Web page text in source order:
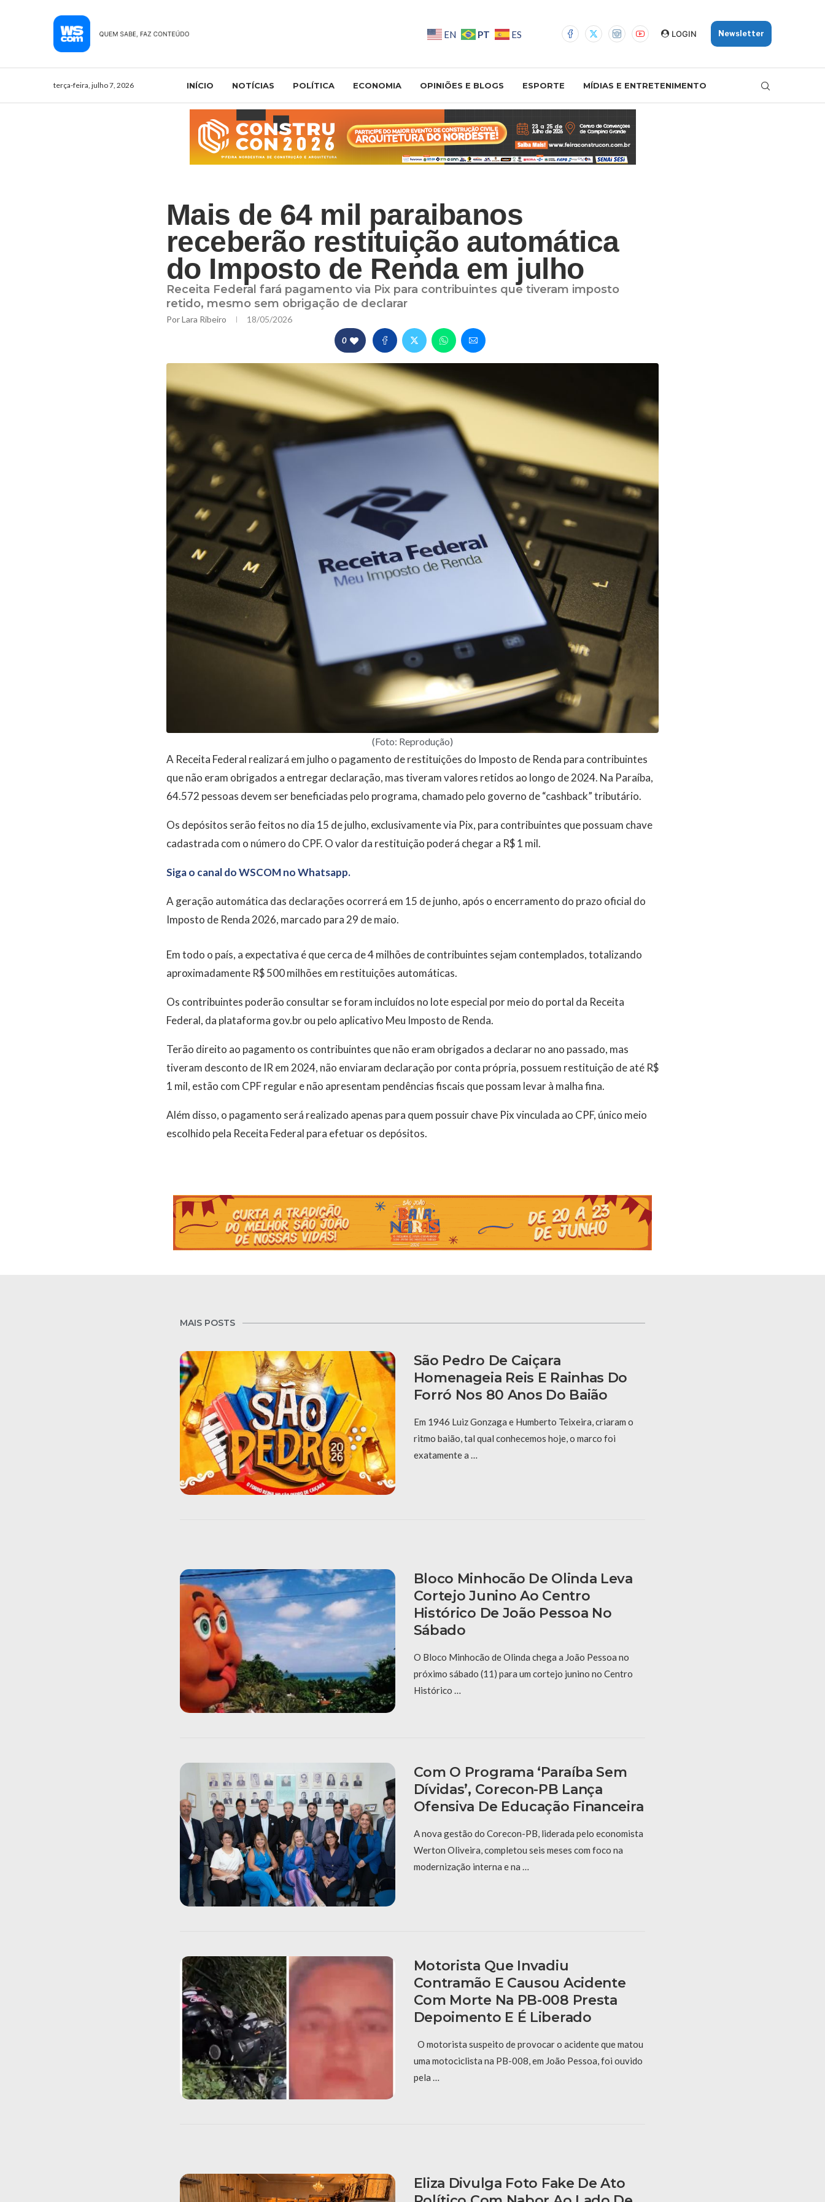
EN PT ES LOGIN Newsletter
terça-feira, julho 7, 2026 INÍCIO NOTÍCIAS POLÍTICA ECONOMIA OPINIÕES E BLOGS ESPORTE MÍDIAS E ENTRETENIMENTO
Mais de 64 mil paraibanos
receberão restituição automática
do Imposto de Renda em julho
Receita Federal fará pagamento via Pix para contribuintes que tiveram imposto
retido, mesmo sem obrigação de declarar
PorLara Ribeiro 18/05/2026
0
(Foto: Reprodução)
A Receita Federal realizará em julho o pagamento de restituições do Imposto de Renda para contribuintes
que não eram obrigados a entregar declaração, mas tiveram valores retidos ao longo de 2024. Na Paraíba,
64.572 pessoas devem ser beneficiadas pelo programa, chamado pelo governo de “cashback” tributário.
Os depósitos serão feitos no dia 15 de julho, exclusivamente via Pix, para contribuintes que possuam chave
cadastrada com o número do CPF. O valor da restituição poderá chegar a R$ 1 mil.
Siga o canal do WSCOM no Whatsapp.
A geração automática das declarações ocorrerá em 15 de junho, após o encerramento do prazo oficial do
Imposto de Renda 2026, marcado para 29 de maio.
Em todo o país, a expectativa é que cerca de 4 milhões de contribuintes sejam contemplados, totalizando
aproximadamente R$ 500 milhões em restituições automáticas.
Os contribuintes poderão consultar se foram incluídos no lote especial por meio do portal da Receita
Federal, da plataforma gov.br ou pelo aplicativo Meu Imposto de Renda.
Terão direito ao pagamento os contribuintes que não eram obrigados a declarar no ano passado, mas
tiveram desconto de IR em 2024, não enviaram declaração por conta própria, possuem restituição de até R$
1 mil, estão com CPF regular e não apresentam pendências fiscais que possam levar à malha fina.
Além disso, o pagamento será realizado apenas para quem possuir chave Pix vinculada ao CPF, único meio
escolhido pela Receita Federal para efetuar os depósitos.
MAIS POSTS
São Pedro De Caiçara
Homenageia Reis E Rainhas Do
Forró Nos 80 Anos Do Baião
Em 1946 Luiz Gonzaga e Humberto Teixeira, criaram o
ritmo baião, tal qual conhecemos hoje, o marco foi
exatamente a …
Bloco Minhocão De Olinda Leva
Cortejo Junino Ao Centro
Histórico De João Pessoa No
Sábado
O Bloco Minhocão de Olinda chega a João Pessoa no
próximo sábado (11) para um cortejo junino no Centro
Histórico …
Com O Programa ‘Paraíba Sem
Dívidas’, Corecon-PB Lança
Ofensiva De Educação Financeira
A nova gestão do Corecon-PB, liderada pelo economista
Werton Oliveira, completou seis meses com foco na
modernização interna e na …
Motorista Que Invadiu
Contramão E Causou Acidente
Com Morte Na PB-008 Presta
Depoimento E É Liberado
O motorista suspeito de provocar o acidente que matou
uma motociclista na PB-008, em João Pessoa, foi ouvido
pela …
Eliza Divulga Foto Fake De Ato